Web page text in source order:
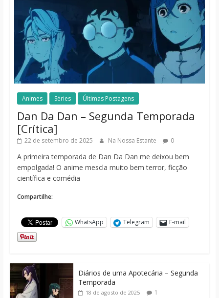
Animes Séries Últimas Postagens
Dan Da Dan – Segunda Temporada
[Crítica]
22 de setembro de 2025 Na Nossa Estante 0
A primeira temporada de Dan Da Dan me deixou bem
empolgada! O anime mescla muito bem terror, ficção
científica e comédia
Compartilhe:
WhatsApp Telegram E-mail
Diários de uma Apotecária – Segunda
Temporada
18 de agosto de 2025 1